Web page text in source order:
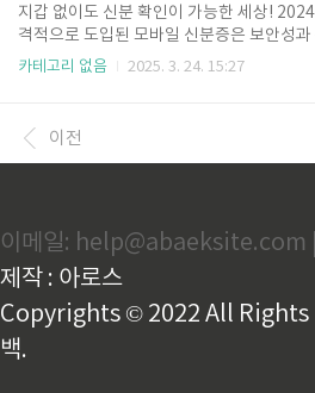
요한 기본 자료입니다. ■ 주요 포함 정보 건
(주거용, 상업용 등)구조, 층수, 면적, 소재지
부 / 전유부 / 집합대장 등 구분준공연도, 리
등📌 이런 정보는 등기부등본엔 나오지 않기
물대장 무료 조회 방법이전에는 주민센터나..
지갑 없이도 신분 확인이 가능한 세상!
격적으로 도입된 모바일 신분증은 보안성
동시에 갖춘 디지털 인증 수단입니다. 특히
제는 모바일 주민등록증과 모바일 운전면허
용 가능한 시대! 어떤 차이가 있고, 어떻게 신
확인해 보세요 종류발급 기관시행 시기모
록증행정안전부2024년 1월 전국 시행모바
증도로교통공단 / 경찰청2022년 시범 도입
국 2...
카테고리 없음 2025. 3. 24. 15:27
이전
이메일: help@abaeksite.com |
제작 : 아로스
Copyrights © 2022 All Rights
백.